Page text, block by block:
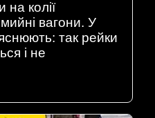
на колії
вагони. У
так рейки
і не